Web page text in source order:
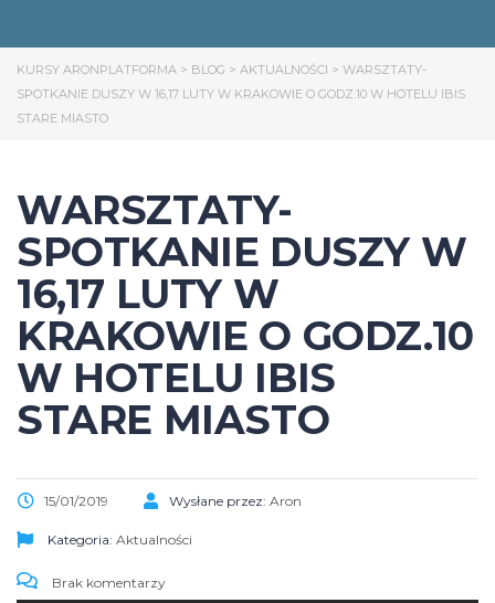
KURSY ARONPLATFORMA > BLOG > AKTUALNOŚCI > WARSZTATY-
SPOTKANIE DUSZY W 16,17 LUTY W KRAKOWIE O GODZ.10 W HOTELU IBIS
STARE MIASTO
WARSZTATY-
SPOTKANIE DUSZY W
16,17 LUTY W
KRAKOWIE O GODZ.10
W HOTELU IBIS
STARE MIASTO
15/01/2019 Wysłane przez: Aron
Kategoria: Aktualności
Brak komentarzy